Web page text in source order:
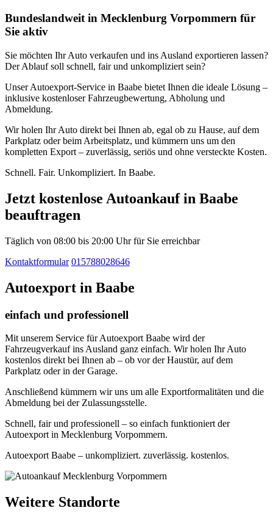
Bundeslandweit in Mecklenburg Vorpommern für
Sie aktiv
Sie möchten Ihr Auto verkaufen und ins Ausland exportieren lassen?
Der Ablauf soll schnell, fair und unkompliziert sein?
Unser Autoexport-Service in Baabe bietet Ihnen die ideale Lösung –
inklusive kostenloser Fahrzeugbewertung, Abholung und
Abmeldung.
Wir holen Ihr Auto direkt bei Ihnen ab, egal ob zu Hause, auf dem
Parkplatz oder beim Arbeitsplatz, und kümmern uns um den
kompletten Export – zuverlässig, seriös und ohne versteckte Kosten.
Schnell. Fair. Unkompliziert. In Baabe.
Jetzt kostenlose Autoankauf in Baabe
beauftragen
Täglich von 08:00 bis 20:00 Uhr für Sie erreichbar
Kontaktformular 015788028646
Autoexport in Baabe
einfach und professionell
Mit unserem Service für Autoexport Baabe wird der
Fahrzeugverkauf ins Ausland ganz einfach. Wir holen Ihr Auto
kostenlos direkt bei Ihnen ab – ob vor der Haustür, auf dem
Parkplatz oder in der Garage.
Anschließend kümmern wir uns um alle Exportformalitäten und die
Abmeldung bei der Zulassungsstelle.
Schnell, fair und professionell – so einfach funktioniert der
Autoexport in Mecklenburg Vorpommern.
Autoexport Baabe – unkompliziert. zuverlässig. kostenlos.
Weitere Standorte